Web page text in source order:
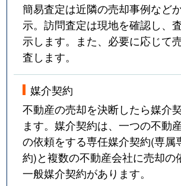
簡易査定は近隣の売却事例など
示。訪問査定は現地を確認し、
示します。また、必要に応じて
査します。
媒介契約
不動産の売却を決断したら媒介
ます。媒介契約は、一つの不動
の依頼をする専任媒介契約(専属
約)と複数の不動産会社に売却の
一般媒介契約があります。